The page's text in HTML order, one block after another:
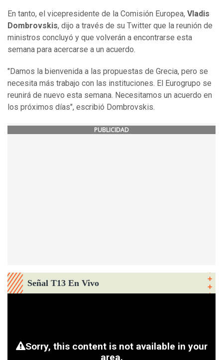
En tanto, el vicepresidente de la Comisión Europea, Vladis
Dombrovskis, dijo a través de su Twitter que la reunión de
ministros concluyó y que volverán a encontrarse esta
semana para acercarse a un acuerdo.
"Damos la bienvenida a las propuestas de Grecia, pero se
necesita más trabajo con las instituciones. El Eurogrupo se
reunirá de nuevo esta semana. Necesitamos un acuerdo en
los próximos días", escribió Dombrovskis.
PUBLICIDAD
Señal T13 En Vivo